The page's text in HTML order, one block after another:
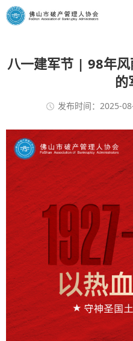
八一建军节 | 98年
的
发布时间：2025-